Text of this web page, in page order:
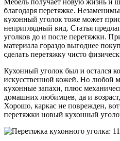
Мебель получает новую жизнь и
благодаря перетяжке.
кухонный уголок тоже может
неприглядный вид. Статья
уголков до и после перетяжки.
материала гораздо выгоднее
сделать перетяжку чисто
Кухонный уголок был и остался
искусственной кожей. Но любой
кухонные запахи, плюс
домашних любимцев, да и
Хорошо, каркас не поврежден,
перетяжки новый кухонный